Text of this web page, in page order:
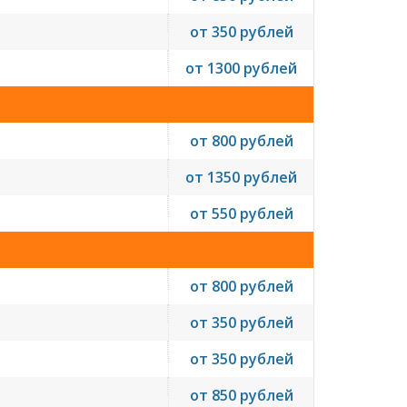
от 350 рублей
от 1300 рублей
от 800 рублей
от 1350 рублей
от 550 рублей
от 800 рублей
от 350 рублей
от 350 рублей
от 850 рублей